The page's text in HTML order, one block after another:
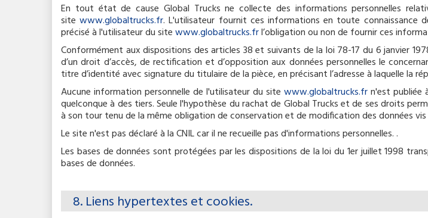
En tout état de cause Global Trucks ne collecte des informations personnelles
sitewww.globaltrucks.fr. L'utilisateur fournit ces informations en toute connaissance
précisé à l'utilisateur du sitewww.globaltrucks.frl’obligation ou non de fournir ces
Conformément aux dispositions des articles 38 et suivants de la loi 78-17 du 6 janvier
d’un droit d’accès, de rectification et d’opposition aux données personnelles le
titre d’identité avec signature du titulaire de la pièce, en précisant l’adresse à laquelle la
Aucune information personnelle de l'utilisateur du sitewww.globaltrucks.frn'est publiée
quelconque à des tiers. Seule l'hypothèse du rachat de Global Trucks et de ses droits
à son tour tenu de la même obligation de conservation et de modification des données
Le site n'est pas déclaré à la CNIL car il ne recueille pas d'informations personnelles. .
Les bases de données sont protégées par les dispositions de la loi du 1er juillet 1998
bases de données.
8. Liens hypertextes et cookies.